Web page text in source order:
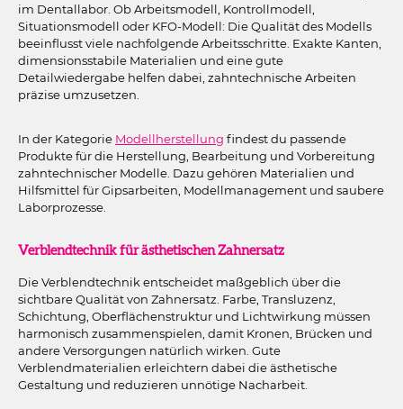
im Dentallabor. Ob Arbeitsmodell, Kontrollmodell,
Situationsmodell oder KFO-Modell: Die Qualität des Modells
beeinflusst viele nachfolgende Arbeitsschritte. Exakte Kanten,
dimensionsstabile Materialien und eine gute
Detailwiedergabe helfen dabei, zahntechnische Arbeiten
präzise umzusetzen.
In der Kategorie Modellherstellung findest du passende
Produkte für die Herstellung, Bearbeitung und Vorbereitung
zahntechnischer Modelle. Dazu gehören Materialien und
Hilfsmittel für Gipsarbeiten, Modellmanagement und saubere
Laborprozesse.
Verblendtechnik für ästhetischen Zahnersatz
Die Verblendtechnik entscheidet maßgeblich über die
sichtbare Qualität von Zahnersatz. Farbe, Transluzenz,
Schichtung, Oberflächenstruktur und Lichtwirkung müssen
harmonisch zusammenspielen, damit Kronen, Brücken und
andere Versorgungen natürlich wirken. Gute
Verblendmaterialien erleichtern dabei die ästhetische
Gestaltung und reduzieren unnötige Nacharbeit.